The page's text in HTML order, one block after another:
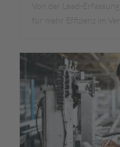
Von der Lead-
für mehr Effizienz im